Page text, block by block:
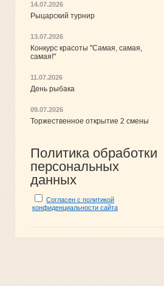
14.07.2026
Рыцарский турнир
13.07.2026
Конкурс красоты "Самая, самая,
самая!"
11.07.2026
День рыбака
09.07.2026
Торжественное открытие 2 смены
Политика обработки
персональных
данных
Согласен с политикой
конфиденциальности сайта